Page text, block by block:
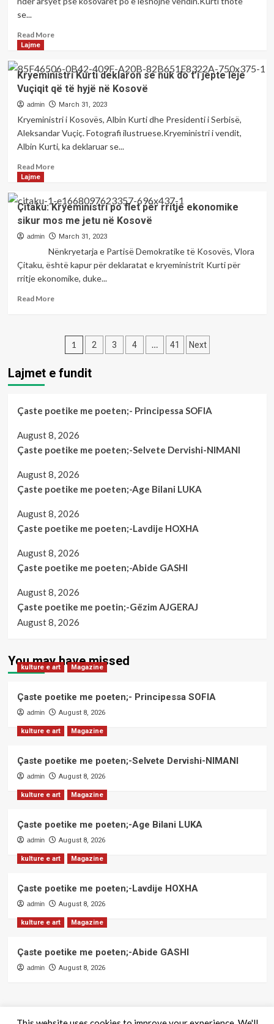
për
në
Hagë
se...
Read MoreRead
Sipas
Kurtit,
kjo
është
një
arsyet
pse
nga
vendi
Lajme
Kryeministri Kurti deklaron se nuk do t’i jepte leje
Vuçiqit që të hyjë në Kosovë
admin March 31, 2023
Kryeministri i Kosovës, Albin Kurti dhe Presidenti i Serbisë,
Aleksandar Vuçiç. Fotografi ilustruese.Kryeministri i vendit,
Albin Kurti, ka deklaruar se...
Read MoreRead
Kryeministri
Kurti
deklaron
se
nuk
t’i
jepte
Lajme
Çitaku: Kryeministri po flet për rritje ekonomike
sikur mos me jetu në Kosovë
admin March 31, 2023
Nënkryetarja e Partisë Demokratike të Kosovës, Vlora
Çitaku, është kapur për deklaratat e kryeministrit Kurti për
rritje ekonomike, duke...
Read MoreRead
Kryeministri
flet
për
sikur
me
jetu
Kosovë
Posts
pagination
1 2 3 4 … 41 Next
Lajmet e fundit
Çaste poetike me poeten;- Principessa SOFIA
August 8, 2026
Çaste poetike me poeten;-Selvete Dervishi-NIMANI
August 8, 2026
Çaste poetike me poeten;-Age Bilani LUKA
August 8, 2026
Çaste poetike me poeten;-Lavdije HOXHA
August 8, 2026
Çaste poetike me poeten;-Abide GASHI
August 8, 2026
Çaste poetike me poetin;-Gëzim AJGERAJ
August 8, 2026
You may have missed
kulture e art Magazine
Çaste poetike me poeten;- Principessa SOFIA
admin August 8, 2026
kulture e art Magazine
Çaste poetike me poeten;-Selvete Dervishi-NIMANI
admin August 8, 2026
kulture e art Magazine
Çaste poetike me poeten;-Age Bilani LUKA
admin August 8, 2026
kulture e art Magazine
Çaste poetike me poeten;-Lavdije HOXHA
admin August 8, 2026
kulture e art Magazine
Çaste poetike me poeten;-Abide GASHI
admin August 8, 2026